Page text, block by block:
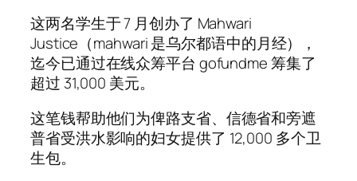
这两名学生于 7 月创办了 Mahwari
Justice（mahwari 是乌尔都语中的月经），
迄今已通过在线众筹平台 gofundme 筹集了
超过 31,000 美元。
这笔钱帮助他们为俾路支省、信德省和旁遮
普省受洪水影响的妇女提供了 12,000 多个卫
生包。